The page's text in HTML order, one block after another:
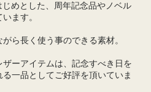
めとした、周年記念品やノベル
ます。
ら長く使う事のできる素材。
ーアイテムは、記念すべき日を
一品としてご好評を頂いていま